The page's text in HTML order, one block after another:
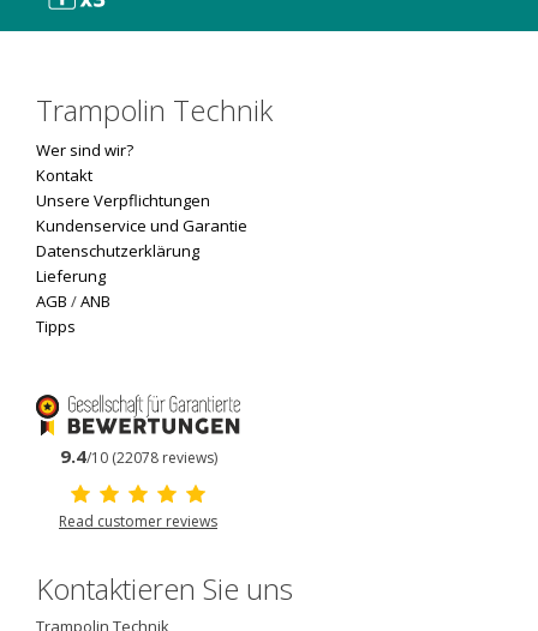
Trampolin Technik
Wer sind wir?
Kontakt
Unsere Verpflichtungen
Kundenservice und Garantie
Datenschutzerklärung
Lieferung
AGB /ANB
Tipps
9.4/10 (22078 reviews)
Read customer reviews
Kontaktieren Sie uns
Trampolin Technik